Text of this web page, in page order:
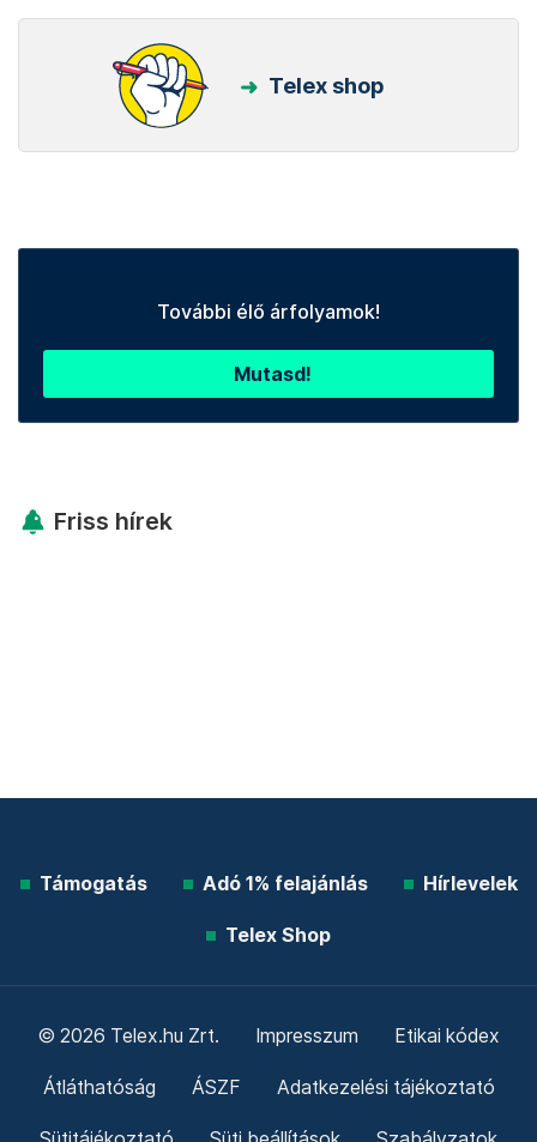
Telex shop
További élő árfolyamok!
Mutasd!
Friss hírek
Támogatás Adó 1% felajánlás Hírlevelek
Telex Shop
© 2026 Telex.hu Zrt. Impresszum Etikai kódex
Átláthatóság ÁSZF Adatkezelési tájékoztató